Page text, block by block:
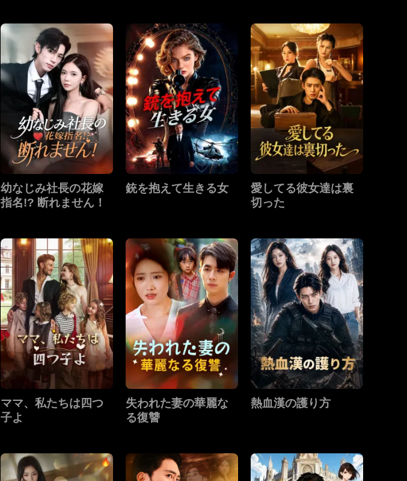
幼なじみ社長の花嫁
指名!? 断れません！
銃を抱えて生きる女
愛してる彼女達は裏
切った
ママ、私たちは四つ
子よ
失われた妻の華麗な
る復讐
熱血漢の護り方